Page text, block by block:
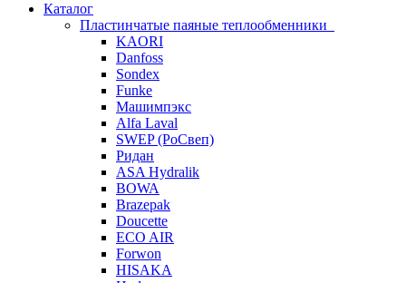
Каталог
Пластинчатые паяные теплообменники
KAORI
Danfoss
Sondex
Funke
Машимпэкс
Alfa Laval
SWEP (РоСвеп)
Ридан
ASA Hydralik
BOWA
Brazepak
Doucette
ECO AIR
Forwon
HISAKA